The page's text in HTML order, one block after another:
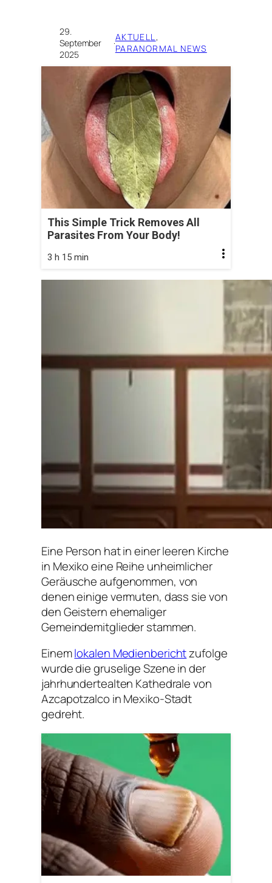
29.
September
2025
·AKTUELL
PARANORMAL NEWS
This Simple Trick Removes All
Parasites From Your Body!
3 h 15 min
Eine Person hat in einer leeren Kirche
in Mexiko eine Reihe unheimlicher
Geräusche aufgenommen, von
denen einige vermuten, dass sie von
den Geistern ehemaliger
Gemeindemitglieder stammen.
Einemlokalen Medienberichtzufolge
wurde die gruselige Szene in der
jahrhundertealten Kathedrale von
Azcapotzalco in Mexiko-Stadt
gedreht.